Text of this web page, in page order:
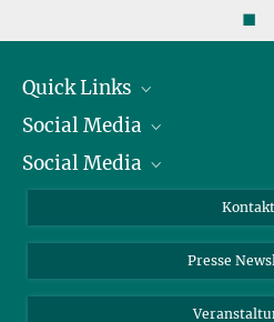
◼
Quick Links
Präsident
Zahlen und Fakten
Meldestelle Fehlverhalten
Social Media
Bluesky
TikTok
Social Media
Instagram
YouTube
Kontakt
Presse